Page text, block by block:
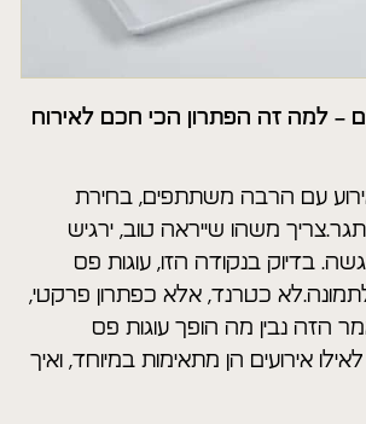
– למה זה הפתרון הכי חכם לאירוח
עם הרבה משתתפים, בחירת
משהו שייראה טוב, ירגיש
בדיוק בנקודה הזו, עוגות פס
לתמונה.לא כטרנד, אלא כפתרון פרקטי,
הזה נבין מה הופך עוגות פס
אירועים הן מתאימות במיוחד, ואיך